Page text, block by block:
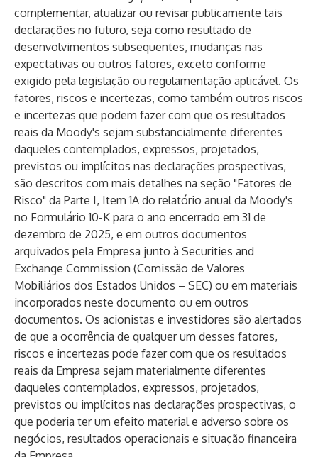
complementar, atualizar ou revisar publicamente tais
declarações no futuro, seja como resultado de
desenvolvimentos subsequentes, mudanças nas
expectativas ou outros fatores, exceto conforme
exigido pela legislação ou regulamentação aplicável. Os
fatores, riscos e incertezas, como também outros riscos
e incertezas que podem fazer com que os resultados
reais da Moody's sejam substancialmente diferentes
daqueles contemplados, expressos, projetados,
previstos ou implícitos nas declarações prospectivas,
são descritos com mais detalhes na seção "Fatores de
Risco" da Parte I, Item 1A do relatório anual da Moody's
no Formulário 10-K para o ano encerrado em 31 de
dezembro de 2025, e em outros documentos
arquivados pela Empresa junto à Securities and
Exchange Commission (Comissão de Valores
Mobiliários dos Estados Unidos – SEC) ou em materiais
incorporados neste documento ou em outros
documentos. Os acionistas e investidores são alertados
de que a ocorrência de qualquer um desses fatores,
riscos e incertezas pode fazer com que os resultados
reais da Empresa sejam materialmente diferentes
daqueles contemplados, expressos, projetados,
previstos ou implícitos nas declarações prospectivas, o
que poderia ter um efeito material e adverso sobre os
negócios, resultados operacionais e situação financeira